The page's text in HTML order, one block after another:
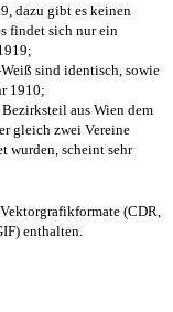
dazu gibt es keinen
findet sich nur ein
;
sind identisch, sowie
1910;
aus Wien dem
gleich zwei Vereine
wurden, scheint sehr
(CDR,
enthalten.